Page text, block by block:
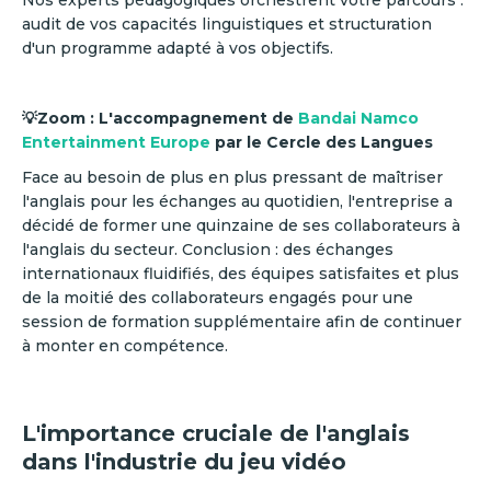
audit de vos capacités linguistiques et structuration
d'un programme adapté à vos objectifs.
💡Zoom : L'accompagnement de Bandai Namco
Entertainment Europe par le Cercle des Langues
Face au besoin de plus en plus pressant de maîtriser
l'anglais pour les échanges au quotidien, l'entreprise a
décidé de former une quinzaine de ses collaborateurs à
l'anglais du secteur. Conclusion : des échanges
internationaux fluidifiés, des équipes satisfaites et plus
de la moitié des collaborateurs engagés pour une
session de formation supplémentaire afin de continuer
à monter en compétence.
L'importance cruciale de l'anglais
dans l'industrie du jeu vidéo